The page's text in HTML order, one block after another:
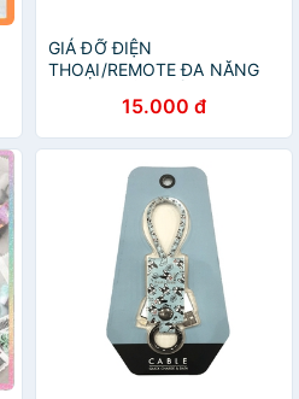
GIÁ ĐỠ ĐIỆN
THOẠI/REMOTE ĐA NĂNG
TIỆN ÍCH 4.715.000 đ